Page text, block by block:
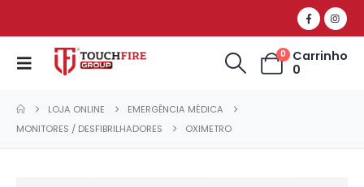
0
Carrinho
0
LOJA ONLINE
EMERGÊNCIA MÉDICA
MONITORES / DESFIBRILHADORES
OXIMETRO